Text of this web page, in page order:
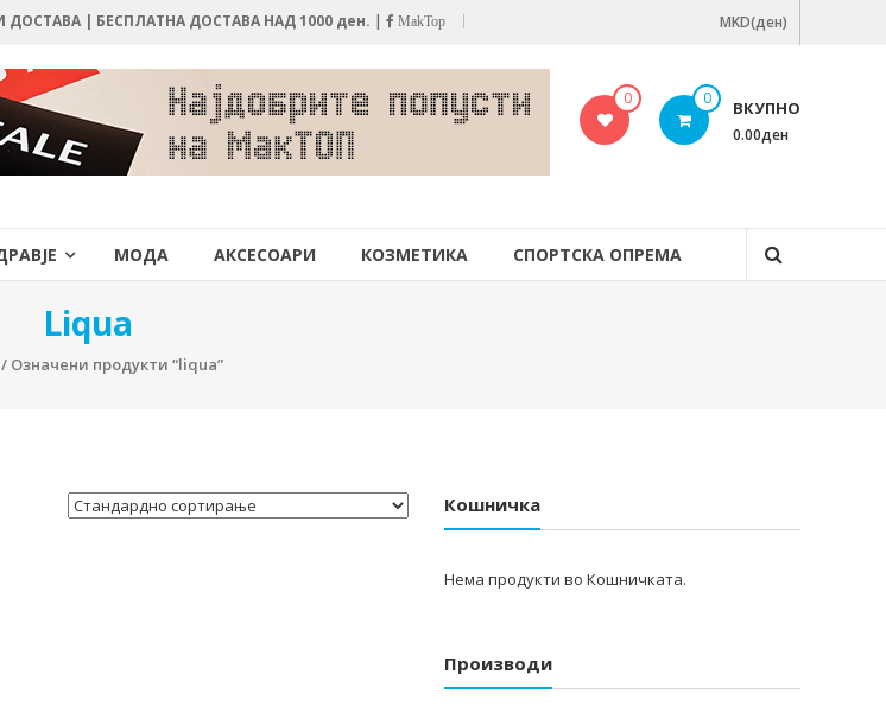
| БЕСПЛАТНА ДОСТАВА НАД 1000 ден. | MakTop MKD(ден)
0 0 ВКУПНО
0.00ден
МОДА АКСЕСОАРИ КОЗМЕТИКА СПОРТСКА ОПРЕМА
Liqua
/ Означени продукти “liqua”
Кошничка
Нема продукти во Кошничката.
Производи